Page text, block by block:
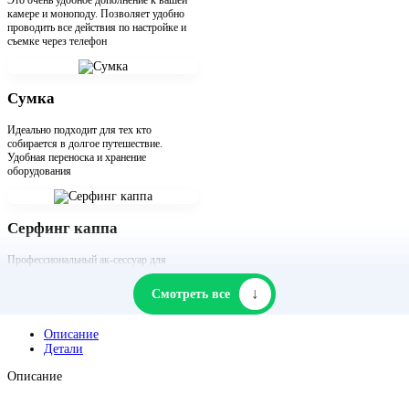
камере и моноподу. Позволяет удобно
проводить все действия по настройке и
съемке через телефон
Сумка
Идеально подходит для тех кто
собирается в долгое путешествие.
Удобная переноска и хранение
оборудования
Серфинг каппа
Профессиональный ак-сессуар для
любителей серфинга. Она обеспечивает
лучший ракурс от первого лица Смотреть все ↓
Описание
Детали
Описание